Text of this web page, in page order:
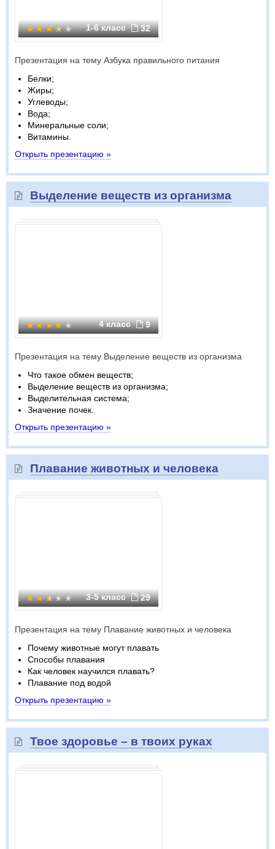
1-6 класс 32
Презентация на тему Азбука правильного питания
Белки;
Жиры;
Углеводы;
Вода;
Минеральные соли;
Витамины.
Открыть презентацию »
Выделение веществ из организма
4 класс 9
Презентация на тему Выделение веществ из организма
Что такое обмен веществ;
Выделение веществ из организма;
Выделительная система;
Значение почек.
Открыть презентацию »
Плавание животных и человека
3-5 класс 29
Презентация на тему Плавание животных и человека
Почему животные могут плавать
Способы плавания
Как человек научился плавать?
Плавание под водой
Открыть презентацию »
Твое здоровье – в твоих руках